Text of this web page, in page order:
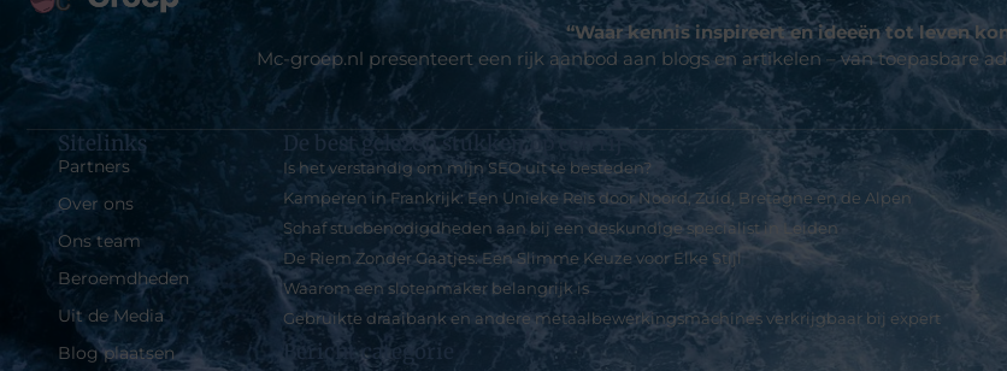
“Waar kennis inspireert en ideeën tot leven
Mc-groep.nl presenteert een rijk aanbod aan blogs en artikelen – van toepasbare
Sitelinks
Partners
Over ons
Ons team
Beroemdheden
Uit de Media
Blog plaatsen
De best gelezen stukken op een rij
Is het verstandig om mijn SEO uit te besteden?
Kamperen in Frankrijk: Een Unieke Reis door Noord, Zuid, Bretagne en de Alpen
Schaf stucbenodigdheden aan bij een deskundige specialist in Leiden
De Riem Zonder Gaatjes: Een Slimme Keuze voor Elke Stijl
Waarom een slotenmaker belangrijk is
Gebruikte draaibank en andere metaalbewerkingsmachines verkrijgbaar bij expert
Bericht categorie